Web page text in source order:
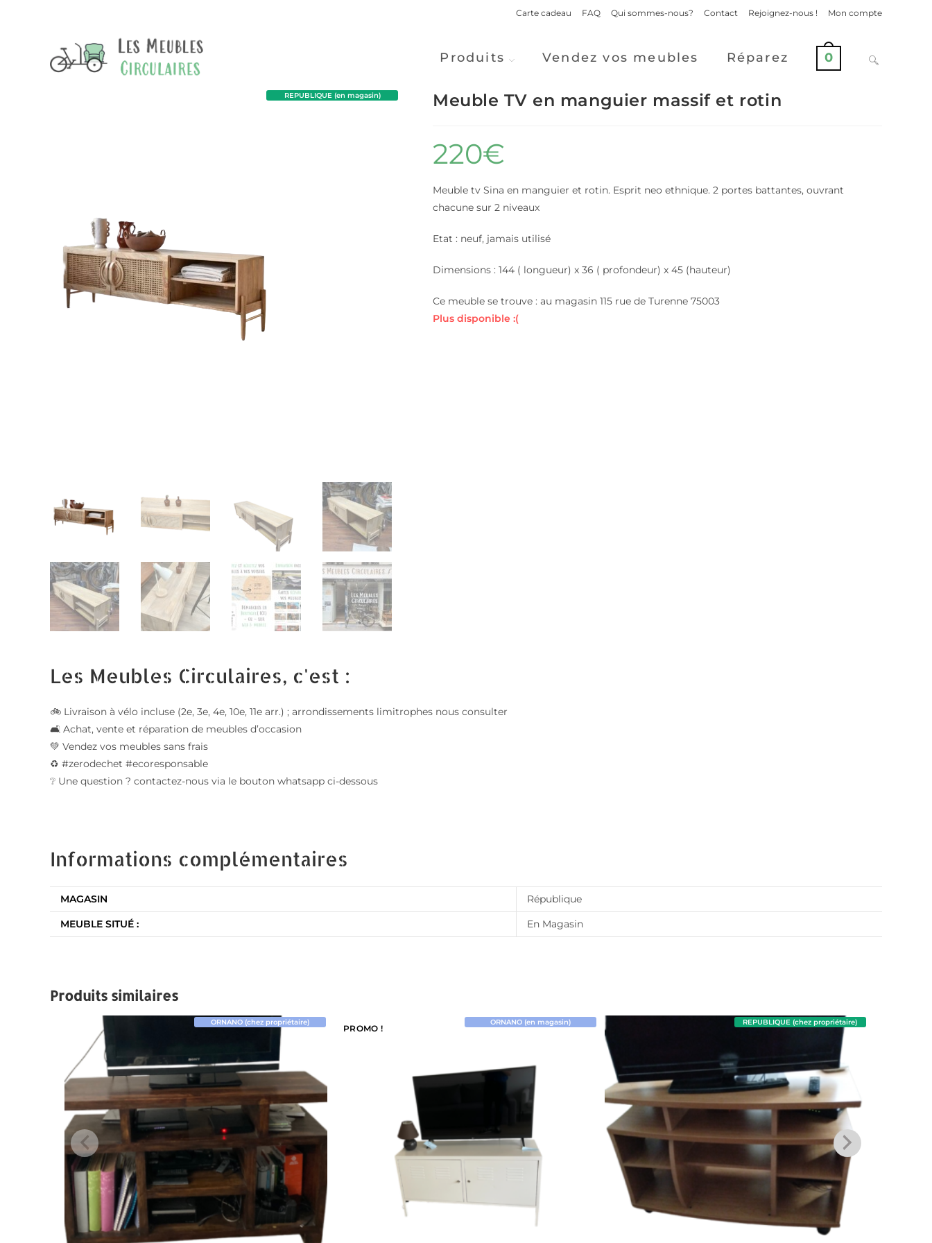
Carte cadeau FAQ Qui sommes-nous? Contact Rejoignez-nous ! Mon compte
Produits Vendez vos meubles Réparez 0
REPUBLIQUE (en magasin) Meuble TV en manguier massif et rotin
220€
Meuble tv Sina en manguier et rotin. Esprit neo ethnique. 2 portes battantes, ouvrant
chacune sur 2 niveaux
Etat : neuf, jamais utilisé
Dimensions : 144 ( longueur) x 36 ( profondeur) x 45 (hauteur)
Ce meuble se trouve : au magasin 115 rue de Turenne 75003
Plus disponible :(
Les Meubles Circulaires, c'est :
🚲 Livraison à vélo incluse (2e, 3e, 4e, 10e, 11e arr.) ; arrondissements limitrophes nous consulter
🛋️ Achat, vente et réparation de meubles d’occasion
💚 Vendez vos meubles sans frais
♻️ #zerodechet #ecoresponsable
❔ Une question ? contactez-nous via le bouton whatsapp ci-dessous
Informations complémentaires
MAGASIN
République
MEUBLE SITUÉ :
En Magasin
Produits similaires
ORNANO (chez propriétaire) ORNANO (en magasin)
PROMO !
REPUBLIQUE (chez propriétaire)